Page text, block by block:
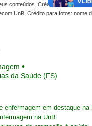
conteúdos. Crédito para textos:
UnB. Crédito para fotos: nome
da Saúde (FS)
enfermagem em destaque na
na UnB